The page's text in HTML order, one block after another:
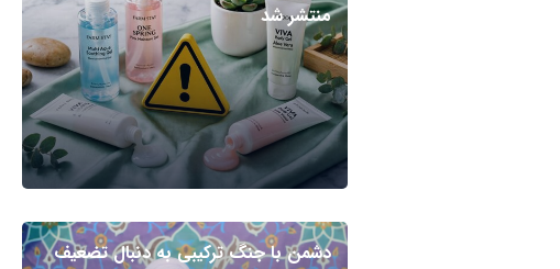
منتشر شد
دشمن با جنگ ترکیبی به دنبال تضعیف